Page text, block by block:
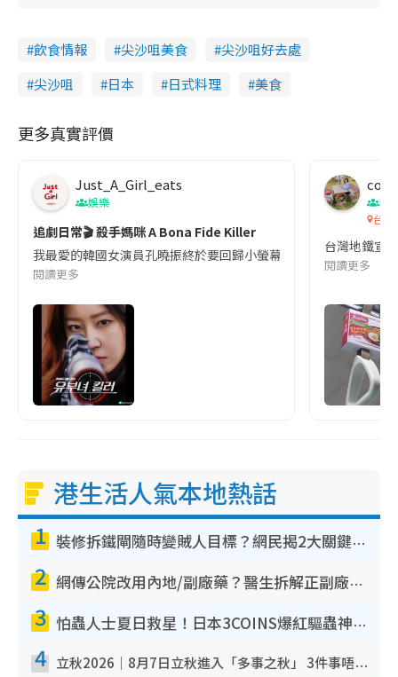
飲食情報 尖沙咀美食
尖沙咀好去處
尖沙咀
日本 日式料理 美食
更多真實評價
Just_A_Girl_eats
娛樂
追劇日常🎬 殺手媽咪 A Bona Fide Killer
我最愛的韓國女演員孔曉振終於要回歸小螢幕啦!這次的劇本改編
閱讀更多
co
吹
台灣
台灣地鐵宣
閱讀更多
港生活人氣本地熱話
1 裝修拆鐵閘隨時變賊人目標？網民揭2大關鍵用途：裝新式等於白裝？附新舊鐵閘分別
2 網傳公院改用內地/副廠藥？醫生拆解正副廠分別 揭4類人換藥隨時出事
3 怕蟲人士夏日救星！日本3COINS爆紅驅蟲神器$45起 1招「全程免觸碰」輕鬆搞定小強
4 立秋2026｜8月7日立秋進入「多事之秋」 3件事唔做得！專家教6招開運 清枱頭／銀包納氣接好運